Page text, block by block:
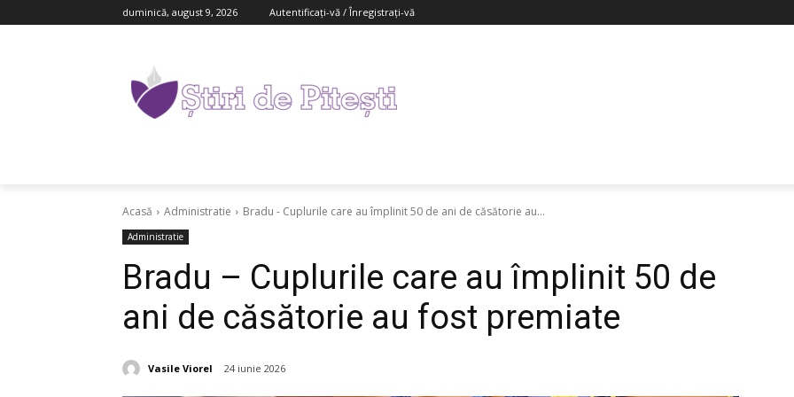
duminică, august 9, 2026 Autentificați-vă / Înregistrați-vă
Acasă Administratie Bradu - Cuplurile care au împlinit 50 de ani de căsătorie au...
Administratie
Bradu – Cuplurile care au împlinit 50 de
ani de căsătorie au fost premiate
Vasile Viorel 24 iunie 2026